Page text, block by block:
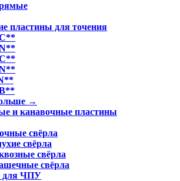
пластины для точения
→
и канавочные пластины
свёрла
свёрла
свёрла
свёрла
для ЧПУ